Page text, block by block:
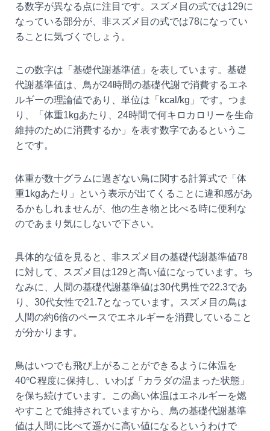
る数字が異なる点に注目です。スズメ目の式では129に
なっている部分が、非スズメ目の式では78になってい
ることに気づくでしょう。
この数字は「基礎代謝基準値」を表しています。基礎
代謝基準値は、鳥が24時間の基礎代謝で消費するエネ
ルギーの理論値であり、単位は「kcal/kg」です。つま
り、「体重1kgあたり、24時間で何キロカロリーを生命
維持のために消費するか」を表す数字であるというこ
とです。
体重が数十グラムに過ぎない鳥に関する計算式で「体
重1kgあたり」という表示が出てくることに違和感があ
るかもしれませんが、他の生き物と比べる時に便利な
のであまり気にしないで下さい。
具体的な値を見ると、非スズメ目の基礎代謝基準値78
に対して、スズメ目は129と高い値になっています。ち
なみに、人間の基礎代謝基準値は30代男性で22.3であ
り、30代女性で21.7となっています。スズメ目の鳥は
人間の約6倍のペースでエネルギーを消費していること
が分かります。
鳥はいつでも飛び上がることができるように体温を
40℃程度に保持し、いわば「カラダの温まった状態」
を保ち続けています。この高い体温はエネルギーを燃
やすことで維持されていますから、鳥の基礎代謝基準
値は人間に比べて遥かに高い値になるというわけで